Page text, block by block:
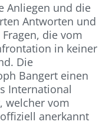
Anliegen und die
Antworten und
die vom
in keiner
Die
Bangert einen
International
welcher vom
anerkannt